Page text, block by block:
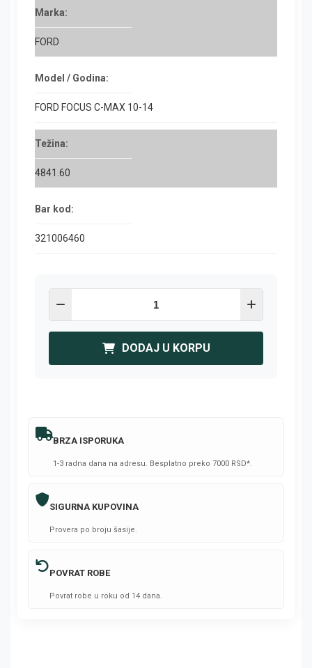
Marka:
FORD
Model / Godina:
FORD FOCUS C-MAX 10-14
Težina:
4841.60
Bar kod:
321006460
DODAJ U KORPU
BRZA ISPORUKA
1-3 radna dana na adresu. Besplatno preko 7000 RSD*.
SIGURNA KUPOVINA
Provera po broju šasije.
POVRAT ROBE
Povrat robe u roku od 14 dana.